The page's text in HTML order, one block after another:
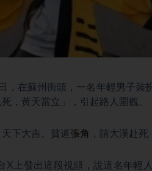
，在蘇州街頭，一名年輕男子裝
，黃天當立」，引起路人圍觀。
下大吉。貧道張角 ，請大漢赴死
X上發出這段視頻，說這名年輕